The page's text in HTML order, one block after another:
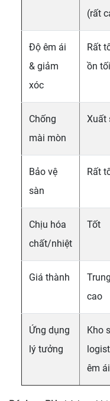
(rất
Độ êm ái
& giảm
xóc
Rất
ồn
Chống
mài mòn
Xuất
Bảo vệ
sàn
Rất
Chịu hóa
chất/nhiệt
Tốt
Giá thành
cao
Ứng dụng
lý tưởng
Kho
êm ái